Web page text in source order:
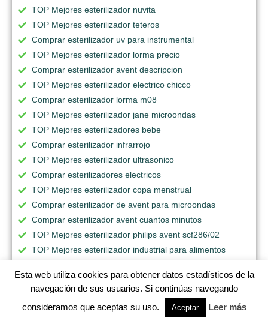
TOP Mejores esterilizador nuvita
TOP Mejores esterilizador teteros
Comprar esterilizador uv para instrumental
TOP Mejores esterilizador lorma precio
Comprar esterilizador avent descripcion
TOP Mejores esterilizador electrico chicco
Comprar esterilizador lorma m08
TOP Mejores esterilizador jane microondas
TOP Mejores esterilizadores bebe
Comprar esterilizador infrarrojo
TOP Mejores esterilizador ultrasonico
Comprar esterilizadores electricos
TOP Mejores esterilizador copa menstrual
Comprar esterilizador de avent para microondas
Comprar esterilizador avent cuantos minutos
TOP Mejores esterilizador philips avent scf286/02
TOP Mejores esterilizador industrial para alimentos
Comprar esterilizador avent coppel
TOP Mejores esterilizador avent sears
Comprar esterilizadores para frigorificos
Esta web utiliza cookies para obtener datos estadísticos de la
navegación de sus usuarios. Si continúas navegando
consideramos que aceptas su uso.
Aceptar Leer más